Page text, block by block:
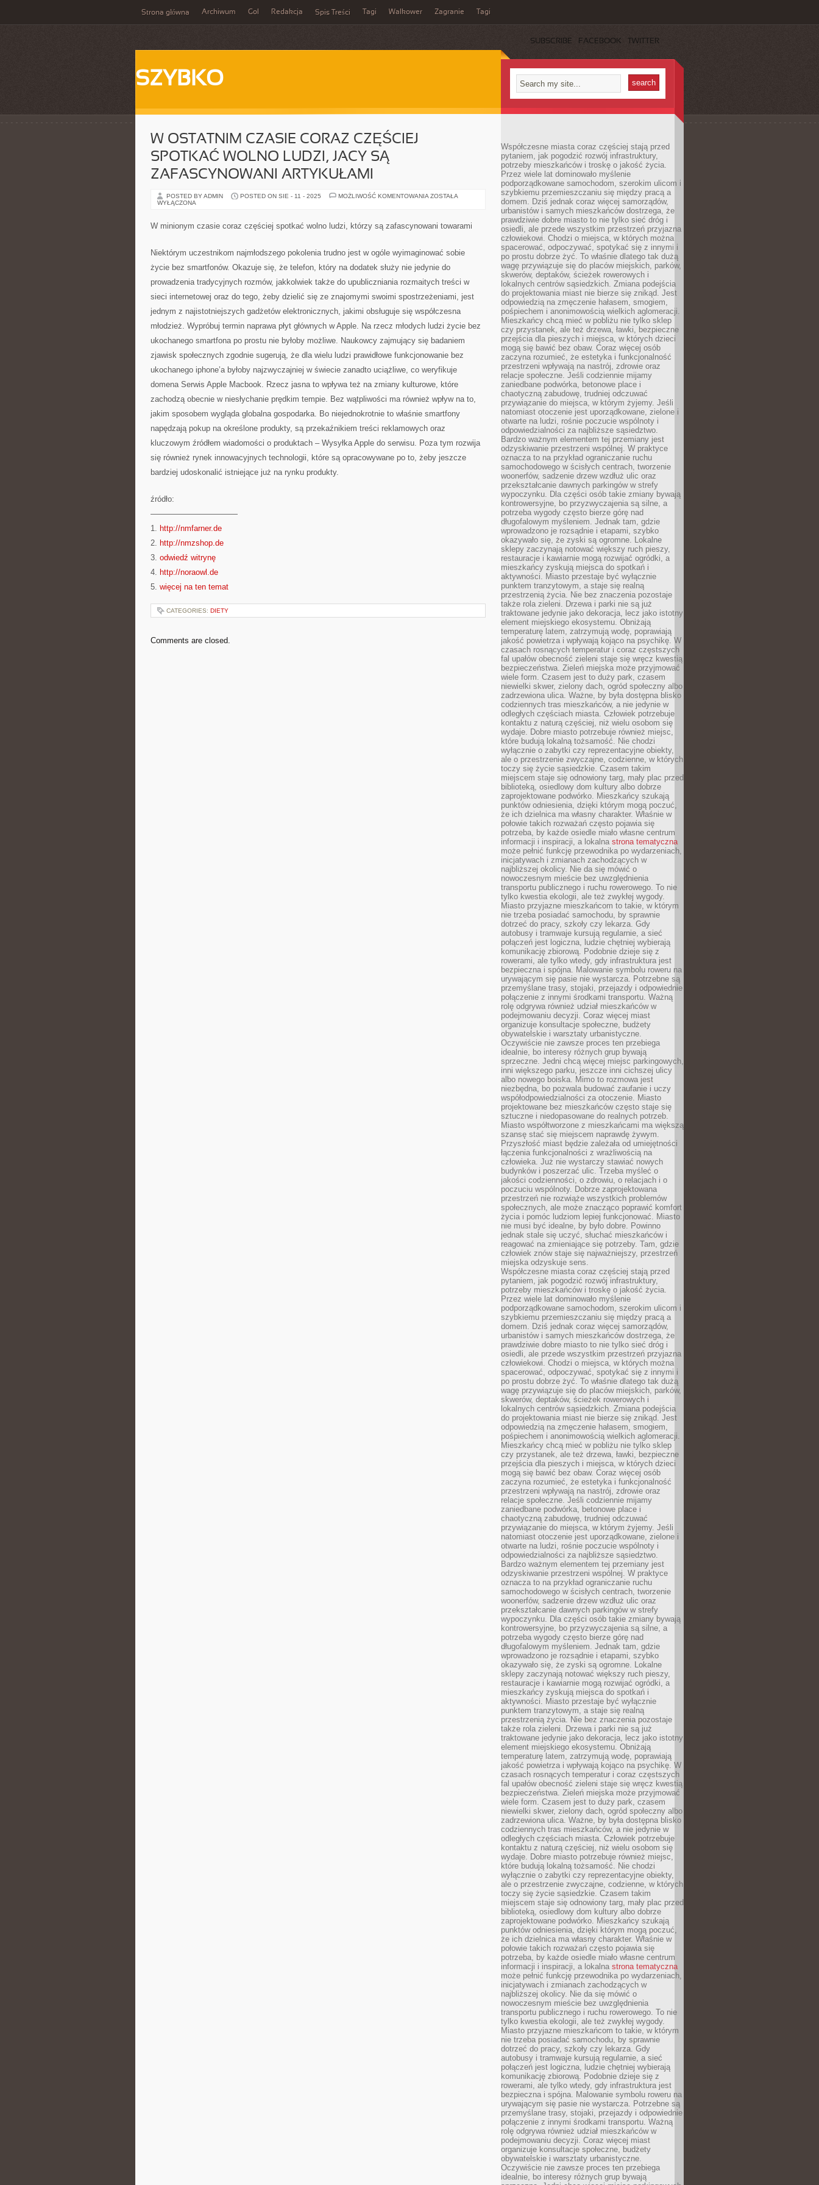
Strona główna Archiwum Gol Redakcja Spis Treści Tagi Walkower Zagranie Tagi
SUBSCRIBE FACEBOOK TWITTER
SZYBKO
W OSTATNIM CZASIE CORAZ CZĘŚCIEJ
SPOTKAĆ WOLNO LUDZI, JACY SĄ
ZAFASCYNOWANI ARTYKUŁAMI
POSTED BY ADMIN POSTED ON SIE - 11 - 2025 MOŻLIWOŚĆ KOMENTOWANIA W
CZĘŚCIEJ
SPOTKAĆ
JACY
SĄ
ARTYKUŁAMI
ZOSTAŁA
WYŁĄCZONA
W minionym czasie coraz częściej spotkać wolno ludzi, którzy są zafascynowani towarami
Niektórym uczestnikom najmłodszego pokolenia trudno jest w ogóle wyimaginować sobie
życie bez smartfonów. Okazuje się, że telefon, który na dodatek służy nie jedynie do
prowadzenia tradycyjnych rozmów, jakkolwiek także do upubliczniania rozmaitych treści w
sieci internetowej oraz do tego, żeby dzielić się ze znajomymi swoimi spostrzeżeniami, jest
jednym z najistotniejszych gadżetów elektronicznych, jakimi obsługuje się współczesna
młodzież. Wypróbuj termin naprawa płyt głównych w Apple. Na rzecz młodych ludzi życie bez
ukochanego smartfona po prostu nie byłoby możliwe. Naukowcy zajmujący się badaniem
zjawisk społecznych zgodnie sugerują, że dla wielu ludzi prawidłowe funkcjonowanie bez
ukochanego iphone’a byłoby najzwyczajniej w świecie zanadto uciążliwe, co weryfikuje
domena Serwis Apple Macbook. Rzecz jasna to wpływa też na zmiany kulturowe, które
zachodzą obecnie w niesłychanie prędkim tempie. Bez wątpliwości ma również wpływ na to,
jakim sposobem wygląda globalna gospodarka. Bo niejednokrotnie to właśnie smartfony
napędzają pokup na określone produkty, są przekaźnikiem treści reklamowych oraz
kluczowym źródłem wiadomości o produktach – Wysyłka Apple do serwisu. Poza tym rozwija
się również rynek innowacyjnych technologii, które są opracowywane po to, żeby jeszcze
bardziej udoskonalić istniejące już na rynku produkty.
źródło:
———————————
1. http://nmfarner.de
2. http://nmzshop.de
3. odwiedź witrynę
4. http://noraowl.de
5. więcej na ten temat
CATEGORIES: DIETY
Comments are closed.
Współczesne miasta coraz częściej stają przed
pytaniem, jak pogodzić rozwój infrastruktury,
potrzeby mieszkańców i troskę o jakość życia.
Przez wiele lat dominowało myślenie
podporządkowane samochodom, szerokim ulicom i
szybkiemu przemieszczaniu się między pracą a
domem. Dziś jednak coraz więcej samorządów,
urbanistów i samych mieszkańców dostrzega, że
prawdziwie dobre miasto to nie tylko sieć dróg i
osiedli, ale przede wszystkim przestrzeń przyjazna
człowiekowi. Chodzi o miejsca, w których można
spacerować, odpoczywać, spotykać się z innymi i
po prostu dobrze żyć. To właśnie dlatego tak dużą
wagę przywiązuje się do placów miejskich, parków,
skwerów, deptaków, ścieżek rowerowych i
lokalnych centrów sąsiedzkich. Zmiana podejścia
do projektowania miast nie bierze się znikąd. Jest
odpowiedzią na zmęczenie hałasem, smogiem,
pośpiechem i anonimowością wielkich aglomeracji.
Mieszkańcy chcą mieć w pobliżu nie tylko sklep
czy przystanek, ale też drzewa, ławki, bezpieczne
przejścia dla pieszych i miejsca, w których dzieci
mogą się bawić bez obaw. Coraz więcej osób
zaczyna rozumieć, że estetyka i funkcjonalność
przestrzeni wpływają na nastrój, zdrowie oraz
relacje społeczne. Jeśli codziennie mijamy
zaniedbane podwórka, betonowe place i
chaotyczną zabudowę, trudniej odczuwać
przywiązanie do miejsca, w którym żyjemy. Jeśli
natomiast otoczenie jest uporządkowane, zielone i
otwarte na ludzi, rośnie poczucie wspólnoty i
odpowiedzialności za najbliższe sąsiedztwo.
Bardzo ważnym elementem tej przemiany jest
odzyskiwanie przestrzeni wspólnej. W praktyce
oznacza to na przykład ograniczanie ruchu
samochodowego w ścisłych centrach, tworzenie
woonerfów, sadzenie drzew wzdłuż ulic oraz
przekształcanie dawnych parkingów w strefy
wypoczynku. Dla części osób takie zmiany bywają
kontrowersyjne, bo przyzwyczajenia są silne, a
potrzeba wygody często bierze górę nad
długofalowym myśleniem. Jednak tam, gdzie
wprowadzono je rozsądnie i etapami, szybko
okazywało się, że zyski są ogromne. Lokalne
sklepy zaczynają notować większy ruch pieszy,
restauracje i kawiarnie mogą rozwijać ogródki, a
mieszkańcy zyskują miejsca do spotkań i
aktywności. Miasto przestaje być wyłącznie
punktem tranzytowym, a staje się realną
przestrzenią życia. Nie bez znaczenia pozostaje
także rola zieleni. Drzewa i parki nie są już
traktowane jedynie jako dekoracja, lecz jako istotny
element miejskiego ekosystemu. Obniżają
temperaturę latem, zatrzymują wodę, poprawiają
jakość powietrza i wpływają kojąco na psychikę. W
czasach rosnących temperatur i coraz częstszych
fal upałów obecność zieleni staje się wręcz kwestią
bezpieczeństwa. Zieleń miejska może przyjmować
wiele form. Czasem jest to duży park, czasem
niewielki skwer, zielony dach, ogród społeczny albo
zadrzewiona ulica. Ważne, by była dostępna blisko
codziennych tras mieszkańców, a nie jedynie w
odległych częściach miasta. Człowiek potrzebuje
kontaktu z naturą częściej, niż wielu osobom się
wydaje. Dobre miasto potrzebuje również miejsc,
które budują lokalną tożsamość. Nie chodzi
wyłącznie o zabytki czy reprezentacyjne obiekty,
ale o przestrzenie zwyczajne, codzienne, w których
toczy się życie sąsiedzkie. Czasem takim
miejscem staje się odnowiony targ, mały plac przed
biblioteką, osiedlowy dom kultury albo dobrze
zaprojektowane podwórko. Mieszkańcy szukają
punktów odniesienia, dzięki którym mogą poczuć,
że ich dzielnica ma własny charakter. Właśnie w
połowie takich rozważań często pojawia się
potrzeba, by każde osiedle miało własne centrum
informacji i inspiracji, a lokalna strona tematyczna
może pełnić funkcję przewodnika po wydarzeniach,
inicjatywach i zmianach zachodzących w
najbliższej okolicy. Nie da się mówić o
nowoczesnym mieście bez uwzględnienia
transportu publicznego i ruchu rowerowego. To nie
tylko kwestia ekologii, ale też zwykłej wygody.
Miasto przyjazne mieszkańcom to takie, w którym
nie trzeba posiadać samochodu, by sprawnie
dotrzeć do pracy, szkoły czy lekarza. Gdy
autobusy i tramwaje kursują regularnie, a sieć
połączeń jest logiczna, ludzie chętniej wybierają
komunikację zbiorową. Podobnie dzieje się z
rowerami, ale tylko wtedy, gdy infrastruktura jest
bezpieczna i spójna. Malowanie symbolu roweru na
urywającym się pasie nie wystarcza. Potrzebne są
przemyślane trasy, stojaki, przejazdy i odpowiednie
połączenie z innymi środkami transportu. Ważną
rolę odgrywa również udział mieszkańców w
podejmowaniu decyzji. Coraz więcej miast
organizuje konsultacje społeczne, budżety
obywatelskie i warsztaty urbanistyczne.
Oczywiście nie zawsze proces ten przebiega
idealnie, bo interesy różnych grup bywają
sprzeczne. Jedni chcą więcej miejsc parkingowych,
inni większego parku, jeszcze inni cichszej ulicy
albo nowego boiska. Mimo to rozmowa jest
niezbędna, bo pozwala budować zaufanie i uczy
współodpowiedzialności za otoczenie. Miasto
projektowane bez mieszkańców często staje się
sztuczne i niedopasowane do realnych potrzeb.
Miasto współtworzone z mieszkańcami ma większą
szansę stać się miejscem naprawdę żywym.
Przyszłość miast będzie zależała od umiejętności
łączenia funkcjonalności z wrażliwością na
człowieka. Już nie wystarczy stawiać nowych
budynków i poszerzać ulic. Trzeba myśleć o
jakości codzienności, o zdrowiu, o relacjach i o
poczuciu wspólnoty. Dobrze zaprojektowana
przestrzeń nie rozwiąże wszystkich problemów
społecznych, ale może znacząco poprawić komfort
życia i pomóc ludziom lepiej funkcjonować. Miasto
nie musi być idealne, by było dobre. Powinno
jednak stale się uczyć, słuchać mieszkańców i
reagować na zmieniające się potrzeby. Tam, gdzie
człowiek znów staje się najważniejszy, przestrzeń
miejska odzyskuje sens.
Współczesne miasta coraz częściej stają przed
pytaniem, jak pogodzić rozwój infrastruktury,
potrzeby mieszkańców i troskę o jakość życia.
Przez wiele lat dominowało myślenie
podporządkowane samochodom, szerokim ulicom i
szybkiemu przemieszczaniu się między pracą a
domem. Dziś jednak coraz więcej samorządów,
urbanistów i samych mieszkańców dostrzega, że
prawdziwie dobre miasto to nie tylko sieć dróg i
osiedli, ale przede wszystkim przestrzeń przyjazna
człowiekowi. Chodzi o miejsca, w których można
spacerować, odpoczywać, spotykać się z innymi i
po prostu dobrze żyć. To właśnie dlatego tak dużą
wagę przywiązuje się do placów miejskich, parków,
skwerów, deptaków, ścieżek rowerowych i
lokalnych centrów sąsiedzkich. Zmiana podejścia
do projektowania miast nie bierze się znikąd. Jest
odpowiedzią na zmęczenie hałasem, smogiem,
pośpiechem i anonimowością wielkich aglomeracji.
Mieszkańcy chcą mieć w pobliżu nie tylko sklep
czy przystanek, ale też drzewa, ławki, bezpieczne
przejścia dla pieszych i miejsca, w których dzieci
mogą się bawić bez obaw. Coraz więcej osób
zaczyna rozumieć, że estetyka i funkcjonalność
przestrzeni wpływają na nastrój, zdrowie oraz
relacje społeczne. Jeśli codziennie mijamy
zaniedbane podwórka, betonowe place i
chaotyczną zabudowę, trudniej odczuwać
przywiązanie do miejsca, w którym żyjemy. Jeśli
natomiast otoczenie jest uporządkowane, zielone i
otwarte na ludzi, rośnie poczucie wspólnoty i
odpowiedzialności za najbliższe sąsiedztwo.
Bardzo ważnym elementem tej przemiany jest
odzyskiwanie przestrzeni wspólnej. W praktyce
oznacza to na przykład ograniczanie ruchu
samochodowego w ścisłych centrach, tworzenie
woonerfów, sadzenie drzew wzdłuż ulic oraz
przekształcanie dawnych parkingów w strefy
wypoczynku. Dla części osób takie zmiany bywają
kontrowersyjne, bo przyzwyczajenia są silne, a
potrzeba wygody często bierze górę nad
długofalowym myśleniem. Jednak tam, gdzie
wprowadzono je rozsądnie i etapami, szybko
okazywało się, że zyski są ogromne. Lokalne
sklepy zaczynają notować większy ruch pieszy,
restauracje i kawiarnie mogą rozwijać ogródki, a
mieszkańcy zyskują miejsca do spotkań i
aktywności. Miasto przestaje być wyłącznie
punktem tranzytowym, a staje się realną
przestrzenią życia. Nie bez znaczenia pozostaje
także rola zieleni. Drzewa i parki nie są już
traktowane jedynie jako dekoracja, lecz jako istotny
element miejskiego ekosystemu. Obniżają
temperaturę latem, zatrzymują wodę, poprawiają
jakość powietrza i wpływają kojąco na psychikę. W
czasach rosnących temperatur i coraz częstszych
fal upałów obecność zieleni staje się wręcz kwestią
bezpieczeństwa. Zieleń miejska może przyjmować
wiele form. Czasem jest to duży park, czasem
niewielki skwer, zielony dach, ogród społeczny albo
zadrzewiona ulica. Ważne, by była dostępna blisko
codziennych tras mieszkańców, a nie jedynie w
odległych częściach miasta. Człowiek potrzebuje
kontaktu z naturą częściej, niż wielu osobom się
wydaje. Dobre miasto potrzebuje również miejsc,
które budują lokalną tożsamość. Nie chodzi
wyłącznie o zabytki czy reprezentacyjne obiekty,
ale o przestrzenie zwyczajne, codzienne, w których
toczy się życie sąsiedzkie. Czasem takim
miejscem staje się odnowiony targ, mały plac przed
biblioteką, osiedlowy dom kultury albo dobrze
zaprojektowane podwórko. Mieszkańcy szukają
punktów odniesienia, dzięki którym mogą poczuć,
że ich dzielnica ma własny charakter. Właśnie w
połowie takich rozważań często pojawia się
potrzeba, by każde osiedle miało własne centrum
informacji i inspiracji, a lokalna strona tematyczna
może pełnić funkcję przewodnika po wydarzeniach,
inicjatywach i zmianach zachodzących w
najbliższej okolicy. Nie da się mówić o
nowoczesnym mieście bez uwzględnienia
transportu publicznego i ruchu rowerowego. To nie
tylko kwestia ekologii, ale też zwykłej wygody.
Miasto przyjazne mieszkańcom to takie, w którym
nie trzeba posiadać samochodu, by sprawnie
dotrzeć do pracy, szkoły czy lekarza. Gdy
autobusy i tramwaje kursują regularnie, a sieć
połączeń jest logiczna, ludzie chętniej wybierają
komunikację zbiorową. Podobnie dzieje się z
rowerami, ale tylko wtedy, gdy infrastruktura jest
bezpieczna i spójna. Malowanie symbolu roweru na
urywającym się pasie nie wystarcza. Potrzebne są
przemyślane trasy, stojaki, przejazdy i odpowiednie
połączenie z innymi środkami transportu. Ważną
rolę odgrywa również udział mieszkańców w
podejmowaniu decyzji. Coraz więcej miast
organizuje konsultacje społeczne, budżety
obywatelskie i warsztaty urbanistyczne.
Oczywiście nie zawsze proces ten przebiega
idealnie, bo interesy różnych grup bywają